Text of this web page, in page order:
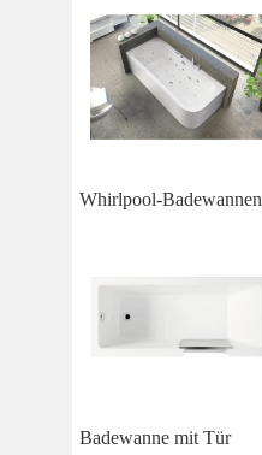
Whirlpool-Badewannen
Badewanne mit Tür